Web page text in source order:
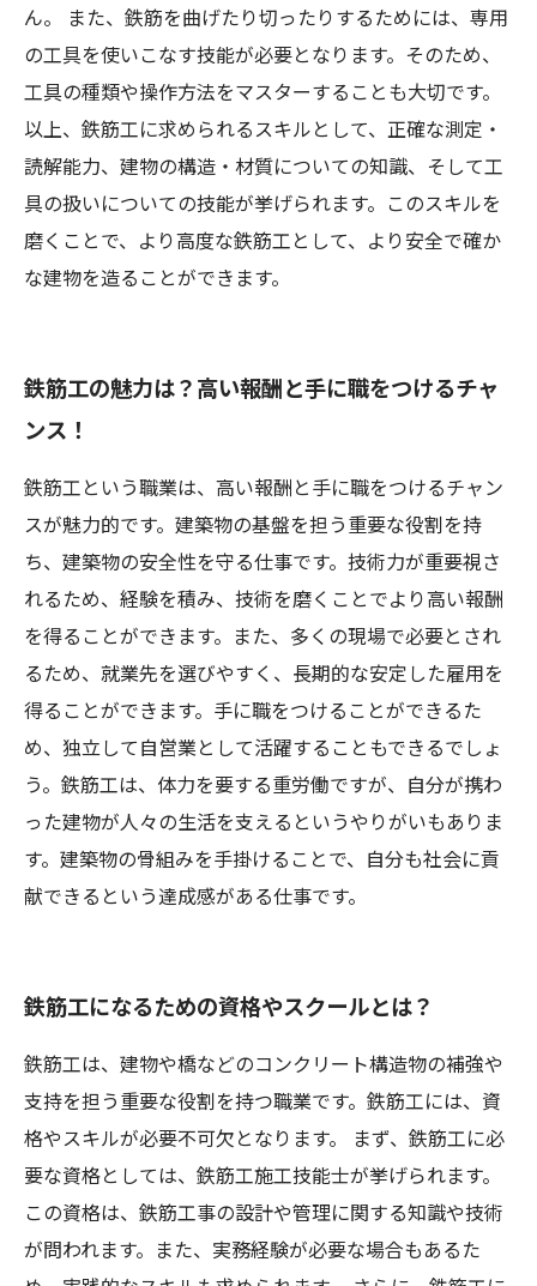
ん。 また、鉄筋を曲げたり切ったりするためには、専用
の工具を使いこなす技能が必要となります。そのため、
工具の種類や操作方法をマスターすることも大切です。
以上、鉄筋工に求められるスキルとして、正確な測定・
読解能力、建物の構造・材質についての知識、そして工
具の扱いについての技能が挙げられます。このスキルを
磨くことで、より高度な鉄筋工として、より安全で確か
な建物を造ることができます。
鉄筋工の魅力は？高い報酬と手に職をつけるチャ
ンス！
鉄筋工という職業は、高い報酬と手に職をつけるチャン
スが魅力的です。建築物の基盤を担う重要な役割を持
ち、建築物の安全性を守る仕事です。技術力が重要視さ
れるため、経験を積み、技術を磨くことでより高い報酬
を得ることができます。また、多くの現場で必要とされ
るため、就業先を選びやすく、長期的な安定した雇用を
得ることができます。手に職をつけることができるた
め、独立して自営業として活躍することもできるでしょ
う。鉄筋工は、体力を要する重労働ですが、自分が携わ
った建物が人々の生活を支えるというやりがいもありま
す。建築物の骨組みを手掛けることで、自分も社会に貢
献できるという達成感がある仕事です。
鉄筋工になるための資格やスクールとは？
鉄筋工は、建物や橋などのコンクリート構造物の補強や
支持を担う重要な役割を持つ職業です。鉄筋工には、資
格やスキルが必要不可欠となります。 まず、鉄筋工に必
要な資格としては、鉄筋工施工技能士が挙げられます。
この資格は、鉄筋工事の設計や管理に関する知識や技術
が問われます。また、実務経験が必要な場合もあるた